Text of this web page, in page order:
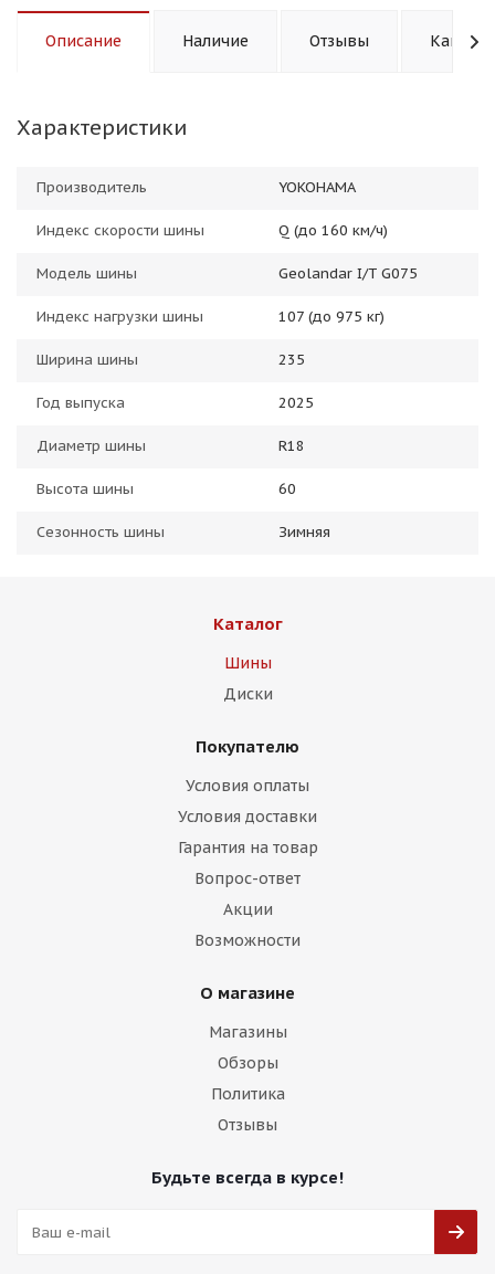
Описание Наличие Отзывы Как
Характеристики
Производитель YOKOHAMA
Индекс скорости шины Q (до 160 км/ч)
Модель шины Geolandar I/T G075
Индекс нагрузки шины 107 (до 975 кг)
Ширина шины 235
Год выпуска 2025
Диаметр шины R18
Высота шины 60
Сезонность шины Зимняя
Каталог
Шины
Диски
Покупателю
Условия оплаты
Условия доставки
Гарантия на товар
Вопрос-ответ
Акции
Возможности
О магазине
Магазины
Обзоры
Политика
Отзывы
Будьте всегда в курсе!